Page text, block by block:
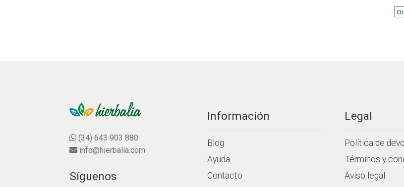
(34) 643 903 880
info@hierbalia.com
Síguenos
Información
Blog
Ayuda
Contacto
Legal
Política de
Términos y
Aviso legal